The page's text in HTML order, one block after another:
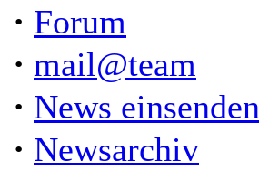
· Forum
· mail@team
· News einsenden
· Newsarchiv